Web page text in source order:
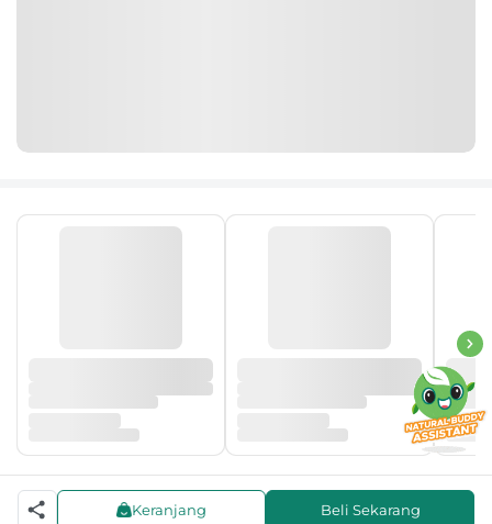
Keranjang Beli Sekarang